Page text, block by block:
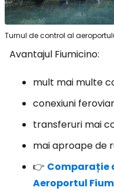
Turnul de control al
Avantajul Fiumicino:
mult mai multe
conexiuni
transferuri mai
mai aproape de
👉 Comparație
Aeroportul